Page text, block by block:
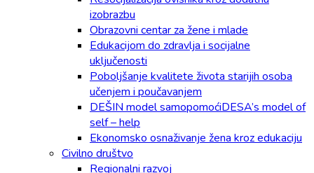
izobrazbu
Obrazovni centar za žene i mlade
Edukacijom do zdravlja i socijalne
uključenosti
Poboljšanje kvalitete života starijih osoba
učenjem i poučavanjem
DEŠIN model samopomoćiDESA’s model of
self – help
Ekonomsko osnaživanje žena kroz edukaciju
Civilno društvo
Regionalni razvoj